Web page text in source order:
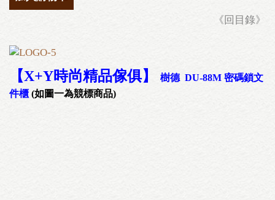
《回目錄》
【X+Y時尚精品傢俱】
樹德 DU-88M 密碼鎖文
件櫃 (如圖一為競標商品)